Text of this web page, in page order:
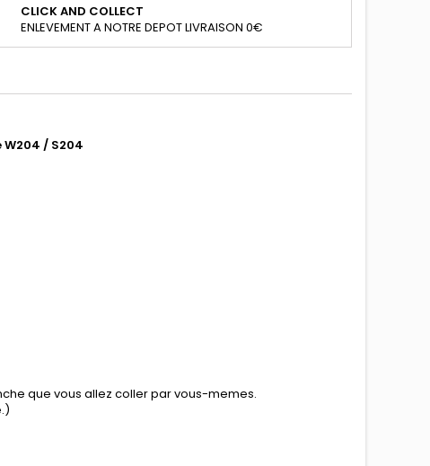
CLICK AND COLLECT
ENLEVEMENT A NOTRE DEPOT LIVRAISON 0€
W204 / S204
que vous allez coller par vous-memes.